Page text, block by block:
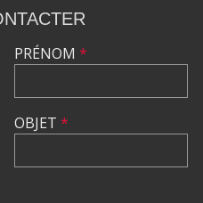
PRÉNOM *
OBJET *